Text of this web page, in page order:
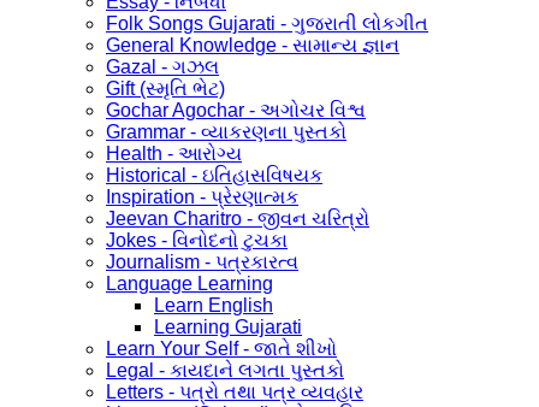
Folk Songs Gujarati - ગુજરાતી લોકગીત
General Knowledge - સામાન્ય જ્ઞાન
Gazal - ગઝલ
Gift (સ્મૃતિ ભેટ)
Gochar Agochar - અગોચર વિશ્વ
Grammar - વ્યાકરણના પુસ્તકો
Health - આરોગ્ય
Historical - ઇતિહાસવિષયક
Inspiration - પ્રેરણાત્મક
Jeevan Charitro - જીવન ચરિત્રો
Jokes - વિનોદનો ટુચકા
Journalism - પત્રકારત્વ
Language Learning
Learn English
Learning Gujarati
Learn Your Self - જાતે શીખો
Legal - કાયદાને લગતા પુસ્તકો
Letters - પત્રો તથા પત્ર વ્યવહાર